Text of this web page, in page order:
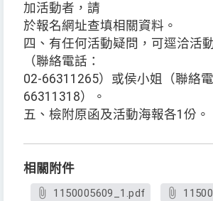
加活動者，請
於報名網址查填相關資料。
四、有任何活動疑問，可逕洽活
（聯絡電話：
02-66311265）或侯小姐（聯絡
66311318）。
五、檢附原函及活動海報各1份。
相關附件
1150005609_1.pdf